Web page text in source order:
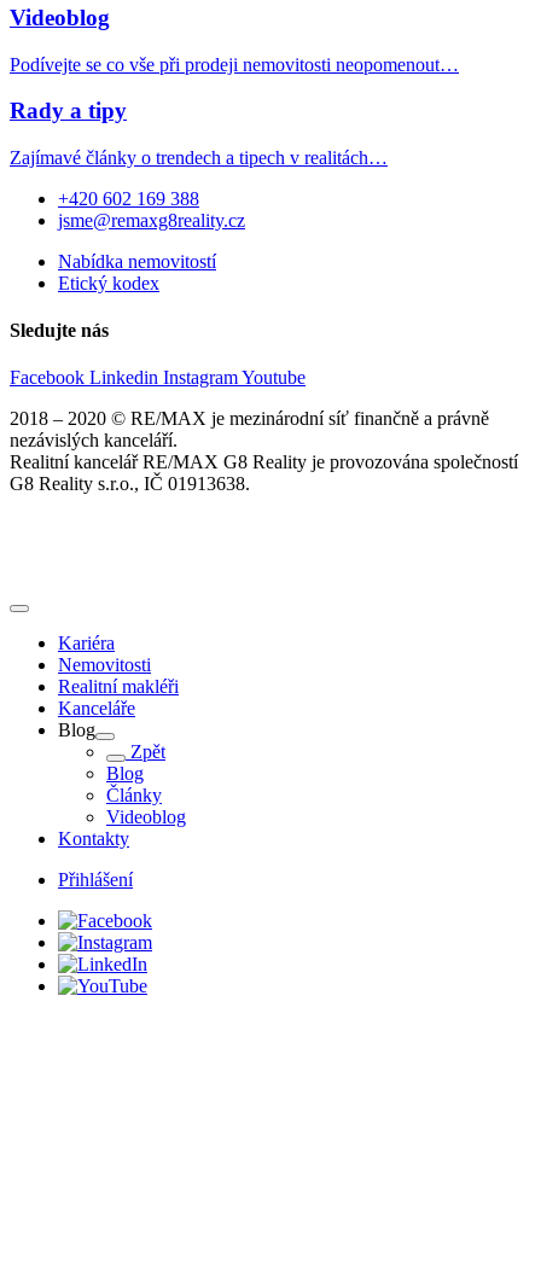
Videoblog
Podívejte se co vše při prodeji nemovitosti neopomenout…
Rady a tipy
Zajímavé články o trendech a tipech v realitách…
+420 602 169 388
jsme@remaxg8reality.cz
Nabídka nemovitostí
Etický kodex
Sledujte nás
Facebook Linkedin InstagramYoutube
2018 – 2020 © RE/MAX je mezinárodní síť finančně a právně
nezávislých kanceláří.
Realitní kancelář RE/MAX G8 Reality je provozována společností
G8 Reality s.r.o., IČ 01913638.
Kariéra
Nemovitosti
Realitní makléři
Kanceláře
Blog
Zpět
Blog
Články
Videoblog
Kontakty
Přihlášení